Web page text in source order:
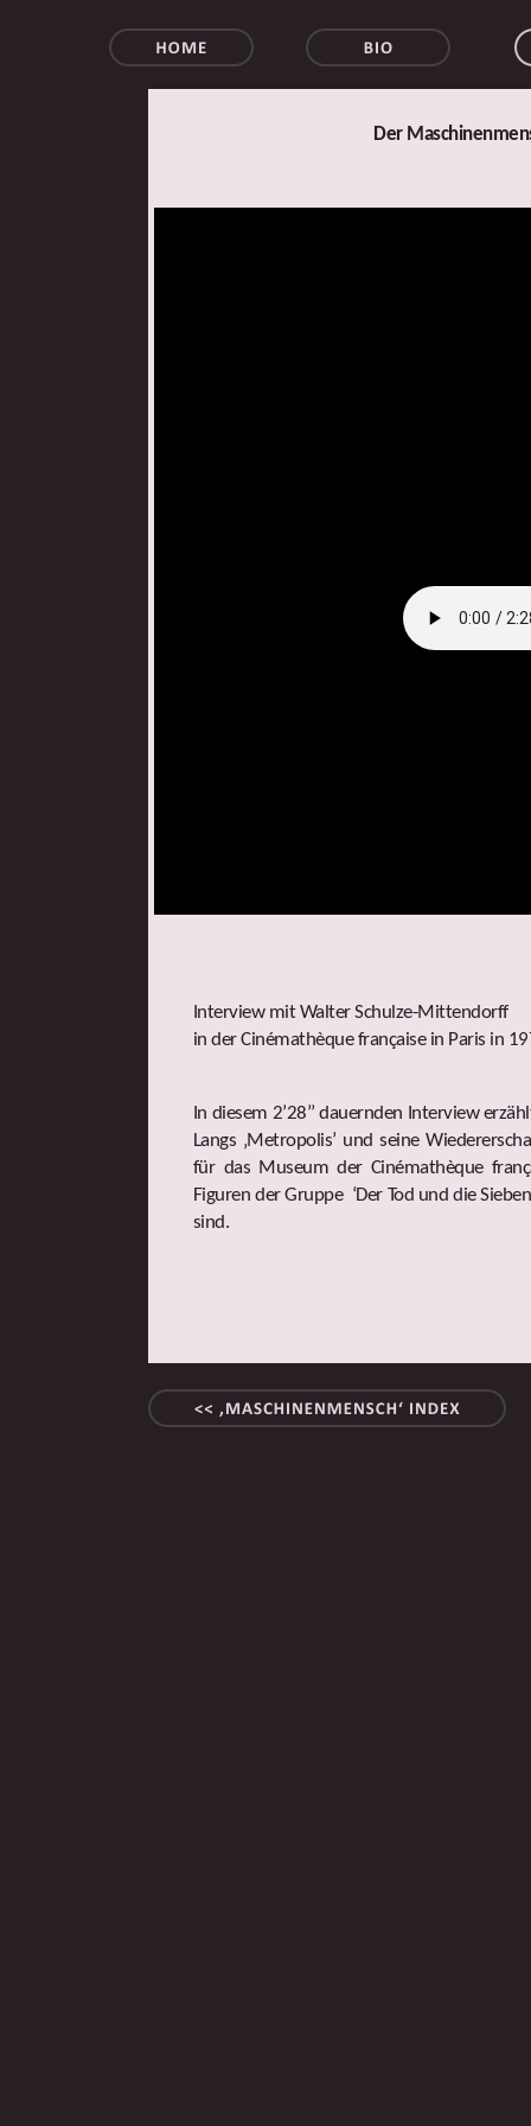
Der
Interview mit Walter Schulze-Mittendorff
in der Cinémathèque française in Paris in
In diesem 2’28’’ dauernden Interview
Langs ‚Metropolis’ und seine
für das Museum der Cinémathèque
Figuren der Gruppe ‘Der Tod und die
sind.